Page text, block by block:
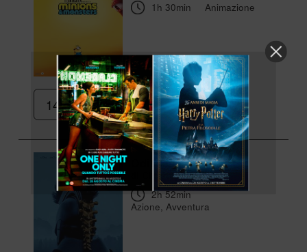
1h 30min
Animazione
14:50
Odissea
di Christopher Nolan
2h 52min
Azione, Avventura